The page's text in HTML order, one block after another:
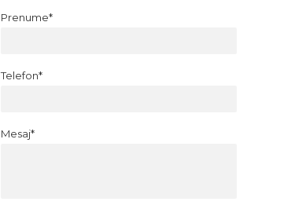
Prenume*
Telefon*
Mesaj*